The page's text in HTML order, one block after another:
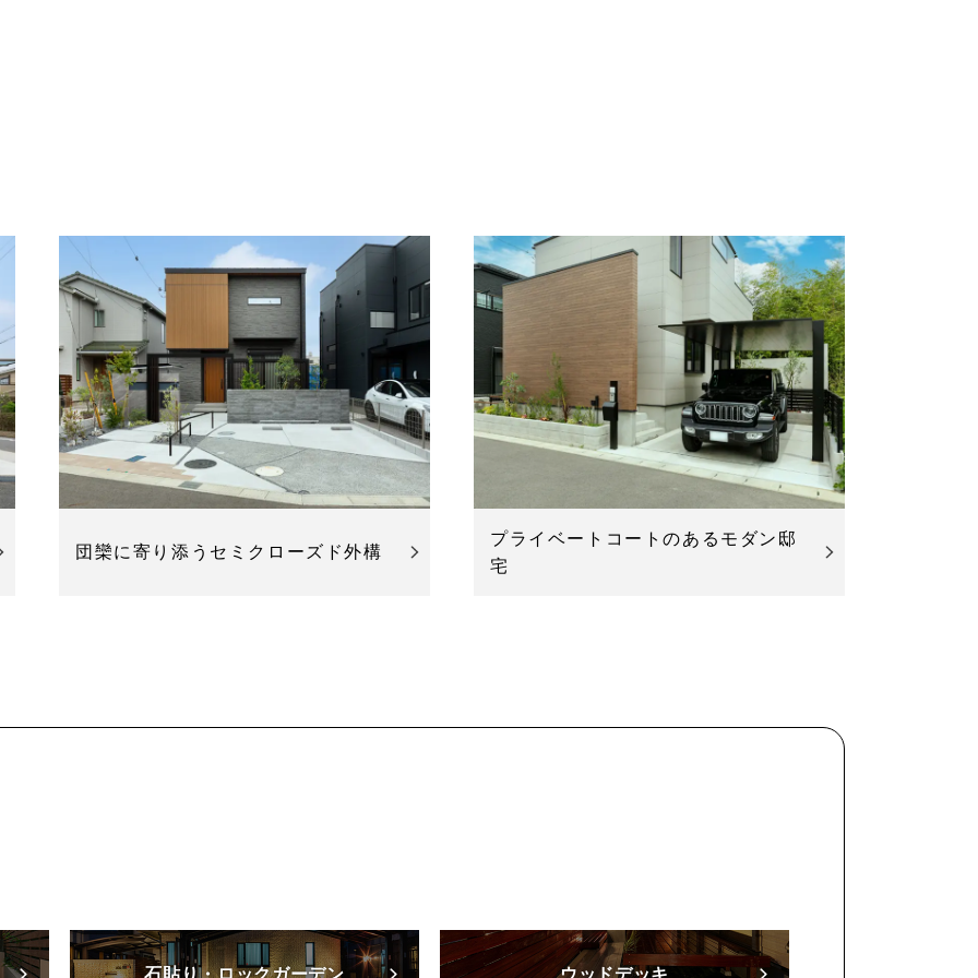
団欒に寄り添うセミクローズド外構
プライベートコートのあるモダン邸
宅
石貼り・ロックガーデン ウッドデッキ